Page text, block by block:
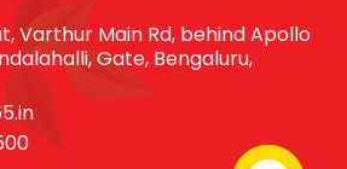
Varthur Main Rd, behind Apollo
Gate, Bengaluru,